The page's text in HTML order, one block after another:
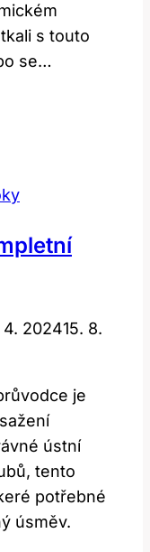
s touto
se…
4. 202415. 8.
je
ústní
tento
potřebné
úsměv.